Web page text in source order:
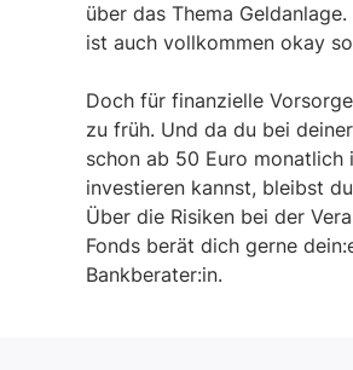
über das Thema
ist auch vollkommen okay
Doch für finanzielle
zu früh. Und da du bei
schon ab 50 Euro monatlich
investieren kannst, bleibst
Über die Risiken bei der
Fonds berät dich gerne
Bankberater:in.